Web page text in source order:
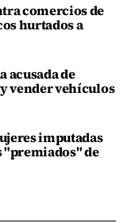
comercios de
hurtados a
acusada de
vender vehículos
imputadas
"premiados" de